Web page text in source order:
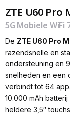
ZTE U60 Pro
5G Mobiele WiFi
De ZTE U60 Pro
razendsnelle en
ondersteuning en
snelheden en een
verbindt tot 64
10.000 mAh
heldere 3,5″